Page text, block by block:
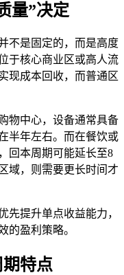
量”决定
不是固定的，而是高度
于核心商业区或高人流
现成本回收，而普通区
物中心，设备通常具备
半年左右。而在餐饮或
回本周期可能延长至8
域，则需要更长时间才
先提升单点收益能力，
的盈利策略。
特点